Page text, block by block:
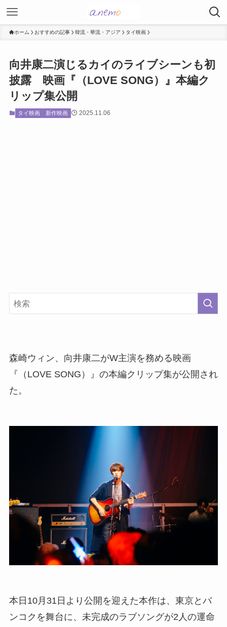
ホーム おすすめの記事 韓流・華流・アジア タイ映画
向井康⼆演じるカイのライブシーンも初
披露 映画『（LOVE SONG）』本編ク
リップ集公開
タイ映画 新作映画 2025.11.06
森崎ウィン、向井康二がW主演を務める映画
『（LOVE SONG）』の本編クリップ集が公開され
た。
本日10月31日より公開を迎えた本作は、東京とバ
ンコクを舞台に、未完成のラブソングが2人の運命